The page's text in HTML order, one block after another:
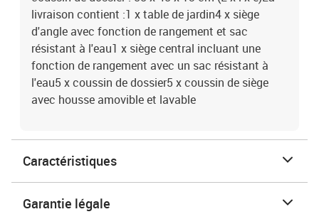
livraison contient :1 x table de jardin4 x siège
d'angle avec fonction de rangement et sac
résistant à l'eau1 x siège central incluant une
fonction de rangement avec un sac résistant à
l'eau5 x coussin de dossier5 x coussin de siège
avec housse amovible et lavable
Caractéristiques
Garantie légale